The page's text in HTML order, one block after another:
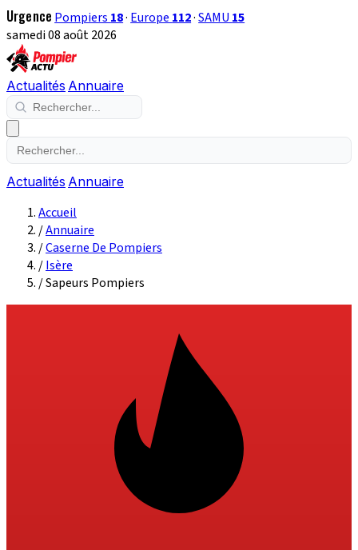
Urgence Pompiers 18· Europe 112·SAMU 15
samedi 08 août 2026
Actualités Annuaire
Actualités Annuaire
Accueil
/Annuaire
/Caserne De Pompiers
/Isère
/Sapeurs Pompiers